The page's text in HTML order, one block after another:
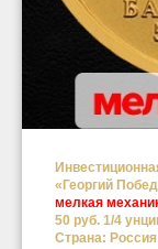
«Георгий
мелкая
50 руб. 1/4
Страна: Россия